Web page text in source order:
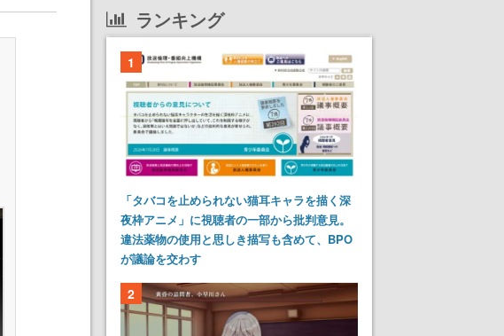
ランキング
1
「タバコを止められない猫耳キャラを描く深
夜枠アニメ」に視聴者の一部から批判意見。
違法薬物の使用と思しき描写も含めて、BPO
が議論を交わす
2